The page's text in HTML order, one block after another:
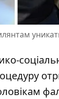
уникати